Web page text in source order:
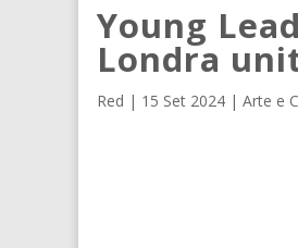
Young
Londra
Red | 15 Set 2024 |Arte e